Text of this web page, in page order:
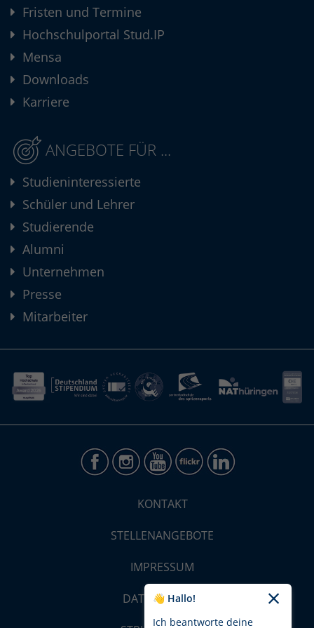
Fristen und Termine
Hochschulportal Stud.IP
Mensa
Downloads
Karriere
ANGEBOTE FÜR ...
Studieninteressierte
Schüler und Lehrer
Studierende
Alumni
Unternehmen
Presse
Mitarbeiter
KONTAKT
STELLENANGEBOTE
IMPRESSUM
DATENSCHUTZ
👋 Hallo!
Ich beantworte deine